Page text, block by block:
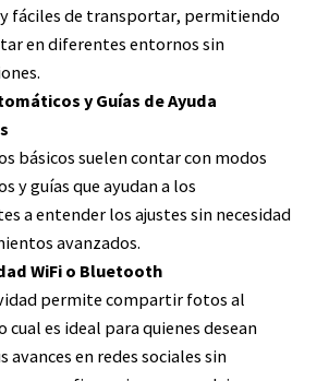
fáciles de transportar, permitiendo
en diferentes entornos sin
y Guías de Ayuda
básicos suelen contar con modos
y guías que ayudan a los
a entender los ajustes sin necesidad
avanzados.
WiFi o Bluetooth
permite compartir fotos al
es ideal para quienes desean
avances en redes sociales sin